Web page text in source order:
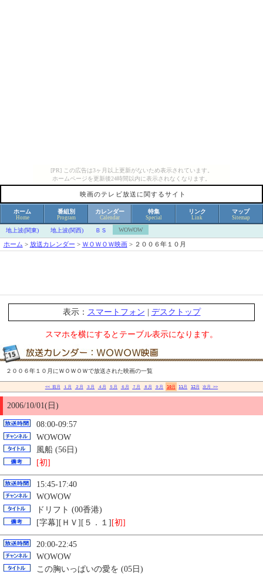
[PR] この広告は3ヶ月以上更新がないため表示されています。
ホームページを更新後24時間以内に表示されなくなります。
映画のテレビ放送に関するサイト
ホーム
Home
番組別
Program
カレンダー
Calendar
特集
Special
リンク
Link
マップ
Sitemap
地上波(関東) 地上波(関西) ＢＳ WOWOW
ホーム > 放送カレンダー > ＷＯＷＯＷ映画> ２００６年１０月
表示： スマートフォン デスクトップ
スマホを横にするとテーブル表示になります。
２００６年１０月にＷＯＷＯＷで放送された映画の一覧
<< 前月 １月 ２月 ３月 ４月 ５月 ６月 ７月 ８月 ９月 10月 11月 12月 次月 >>
2006/10/01(日)
08:00-09:57
WOWOW
風船 (56日)
[初]
15:45-17:40
WOWOW
ドリフト (00香港)
[字幕][ＨＶ][５．１] [初]
20:00-22:45
WOWOW
この胸いっぱいの愛を (05日)